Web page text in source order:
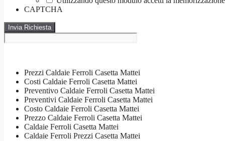
CAPTCHA
Prezzi Caldaie Ferroli Casetta Mattei
Costi Caldaie Ferroli Casetta Mattei
Preventivo Caldaie Ferroli Casetta Mattei
Preventivi Caldaie Ferroli Casetta Mattei
Costo Caldaie Ferroli Casetta Mattei
Prezzo Caldaie Ferroli Casetta Mattei
Caldaie Ferroli Casetta Mattei
Caldaie Ferroli Prezzi Casetta Mattei